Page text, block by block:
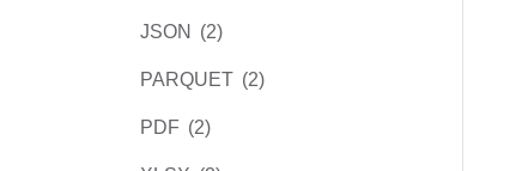
JSON (2)
PARQUET (2)
PDF (2)